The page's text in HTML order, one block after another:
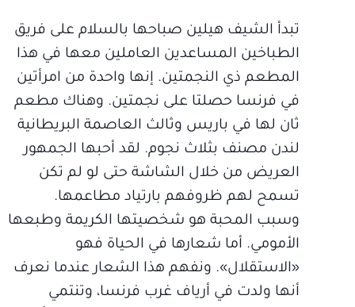
تبدأ الشيف هيلين صباحها بالسلام على فريق
الطباخين المساعدين العاملين معها في هذا
المطعم ذي النجمتين. إنها واحدة من امرأتين
في فرنسا حصلتا على نجمتين. وهناك مطعم
ثان لها في باريس وثالث العاصمة البريطانية
لندن مصنف بثلاث نجوم. لقد أحبها الجمهور
العريض من خلال الشاشة حتى لو لم تكن
تسمح لهم ظروفهم بارتياد مطاعمها.
وسبب المحبة هو شخصيتها الكريمة وطبعها
الأمومي. أما شعارها في الحياة فهو
«الاستقلال». ونفهم هذا الشعار عندما نعرف
أنها ولدت في أرياف غرب فرنسا، وتنتمي